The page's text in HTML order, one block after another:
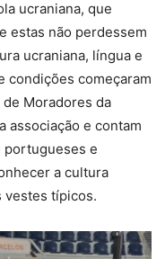
ucraniana, que
estas não perdessem
ucraniana, língua e
condições começaram
Moradores da
associação e contam
portugueses e
a cultura
vestes típicos.